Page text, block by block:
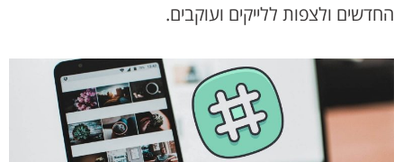
החדשים ולצפות ללייקים ועוקבים.